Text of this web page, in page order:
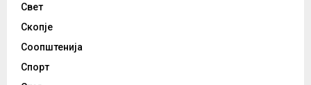
Свет
Скопје
Соопштенија
Спорт